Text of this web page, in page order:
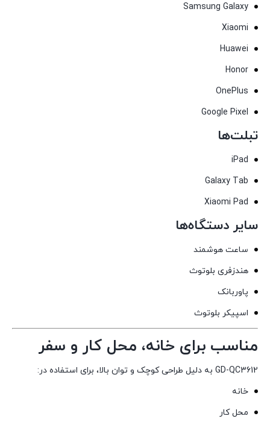
Samsung Galaxy
Xiaomi
Huawei
Honor
OnePlus
Google Pixel
تبلت‌ها
iPad
Galaxy Tab
Xiaomi Pad
سایر دستگاه‌ها
ساعت هوشمند
هندزفری بلوتوث
پاوربانک
اسپیکر بلوتوث
مناسب برای خانه، محل کار و سفر
GD-QC3612 به دلیل طراحی کوچک و توان بالا، برای استفاده در:
خانه
محل کار